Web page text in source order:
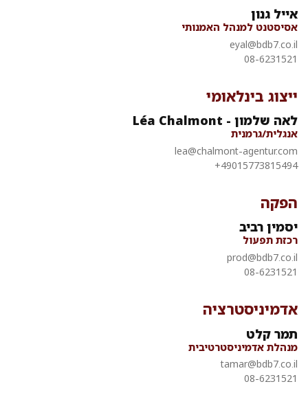
אייל גנון
אסיסטנט למנהל האמנותי
eyal@bdb7.co.il
08-6231521
ייצוג בינלאומי
לאה שלמון - Léa Chalmont
אנגלית/גרמנית
lea@chalmont-agentur.com
49015773815494+
הפקה
יסמין רביב
רכזת תפעול
prod@bdb7.co.il
08-6231521
אדמיניסטרציה
תמר קלט
מנהלת אדמיניסטרטיבית
tamar@bdb7.co.il
08-6231521